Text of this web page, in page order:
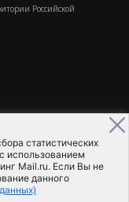
статистических
использованием
Mail.ru. Если Вы не
данного
Российской